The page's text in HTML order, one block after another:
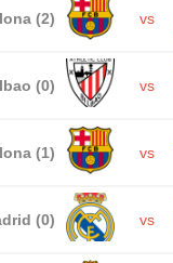
(2) vs
(0) vs
(1) vs
(0) vs